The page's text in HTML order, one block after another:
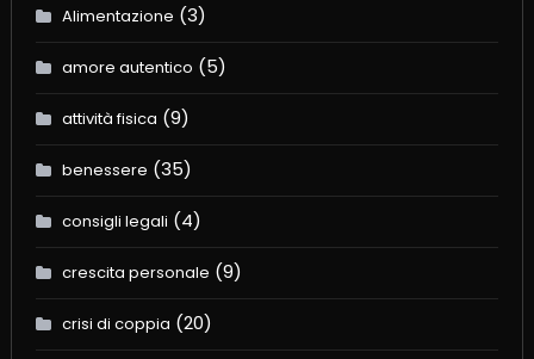
Alimentazione (3)
amore autentico (5)
attività fisica (9)
benessere (35)
consigli legali (4)
crescita personale (9)
crisi di coppia (20)